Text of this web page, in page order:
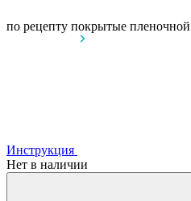
по рецепту покрытые
Инструкция
Нет в наличии